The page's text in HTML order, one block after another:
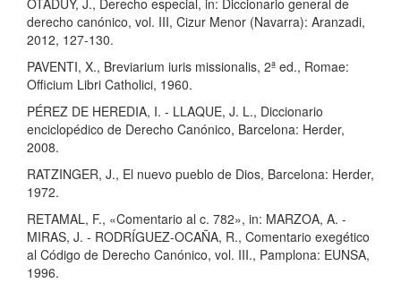
OTADUY, J., Derecho especial, in: Diccionario general de
derecho canónico, vol. III, Cizur Menor (Navarra): Aranzadi,
2012, 127-130.
PAVENTI, X., Breviarium iuris missionalis, 2ª ed., Romae:
Officium Libri Catholici, 1960.
PÉREZ DE HEREDIA, I. - LLAQUE, J. L., Diccionario
enciclopédico de Derecho Canónico, Barcelona: Herder,
2008.
RATZINGER, J., El nuevo pueblo de Dios, Barcelona: Herder,
1972.
RETAMAL, F., «Comentario al c. 782», in: MARZOA, A. -
MIRAS, J. - RODRÍGUEZ-OCAÑA, R., Comentario exegético
al Código de Derecho Canónico, vol. III., Pamplona: EUNSA,
1996.